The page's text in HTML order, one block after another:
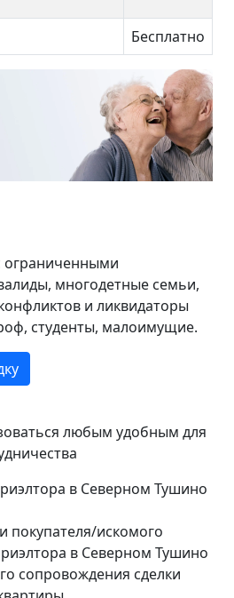
Бесплатно
многодетные семьи,
и ликвидаторы
студенты, малоимущие.
любым удобным для
риэлтора в Северном Тушино
покупателя/искомого
в Северном Тушино
сопровождения сделки